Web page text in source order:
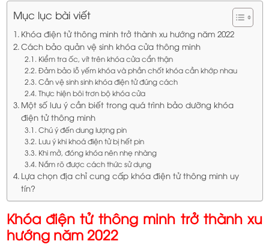
Mục lục bài viết
Khóa điện tử thông minh trở thành xu hướng năm 2022
Cách bảo quản vệ sinh khóa cửa thông minh
Kiểm tra ốc, vít trên khóa cửa cẩn thận
Đảm bảo lỗ yếm khóa và phần chốt khóa cần khớp nhau
Cần vệ sinh sinh khóa điện tử đúng cách
Thực hiện bôi trơn bộ khóa cửa
Một số lưu ý cần biết trong quá trình bảo dưỡng khóa
điện tử thông minh
Chú ý đến dung lượng pin
Lưu ý khi khoá điện tử bị hết pin
Khi mở, đóng khóa nên nhẹ nhàng
Nắm rõ được cách thức sử dụng
Lựa chọn địa chỉ cung cấp khóa điện tử thông minh uy
tín?
Khóa điện tử thông minh trở thành xu
hướng năm 2022